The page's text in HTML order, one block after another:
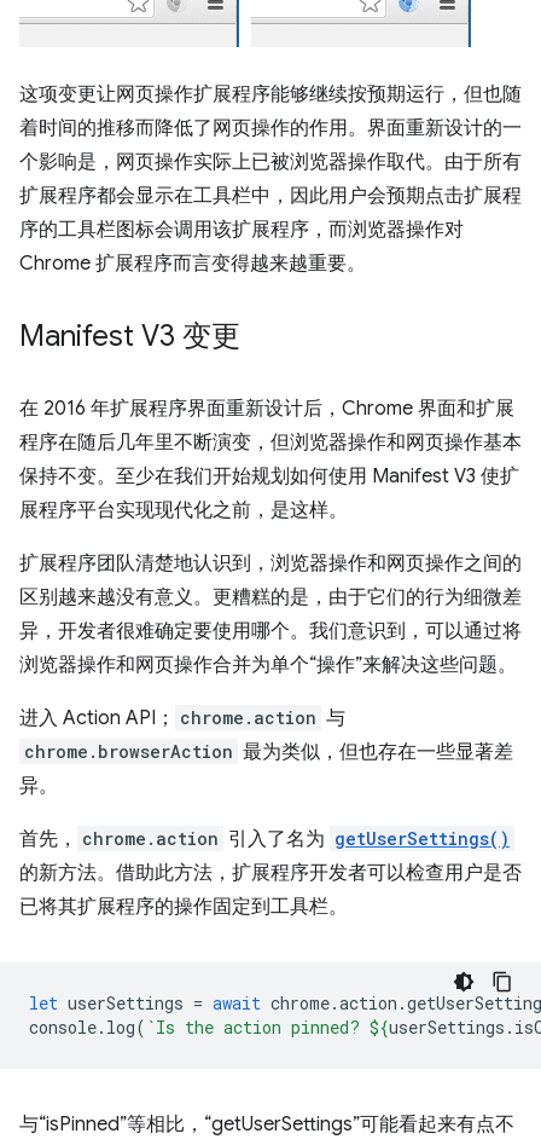
这项变更让网页操作扩展程序能够继续按预期运行，但也随
着时间的推移而降低了网页操作的作用。界面重新设计的一
个影响是，网页操作实际上已被浏览器操作取代。由于所有
扩展程序都会显示在工具栏中，因此用户会预期点击扩展程
序的工具栏图标会调用该扩展程序，而浏览器操作对
Chrome 扩展程序而言变得越来越重要。
Manifest V3 变更
在 2016 年扩展程序界面重新设计后，Chrome 界面和扩展
程序在随后几年里不断演变，但浏览器操作和网页操作基本
保持不变。至少在我们开始规划如何使用 Manifest V3 使扩
展程序平台实现现代化之前，是这样。
扩展程序团队清楚地认识到，浏览器操作和网页操作之间的
区别越来越没有意义。更糟糕的是，由于它们的行为细微差
异，开发者很难确定要使用哪个。我们意识到，可以通过将
浏览器操作和网页操作合并为单个“操作”来解决这些问题。
进入 Action API； chrome.action 与
chrome.browserAction 最为类似，但也存在一些显著差
异。
首先， chrome.action 引入了名为 getUserSettings()
的新方法。借助此方法，扩展程序开发者可以检查用户是否
已将其扩展程序的操作固定到工具栏。
let userSettings = await chrome.action .
console. log( `Is the action pinned? ${userSettings .
与“isPinned”等相比，“getUserSettings”可能看起来有点不